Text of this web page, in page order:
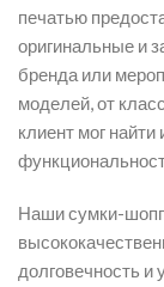
печатью
оригинальные и
бренда или
моделей, от
клиент мог
Наши сумки-
долговечность